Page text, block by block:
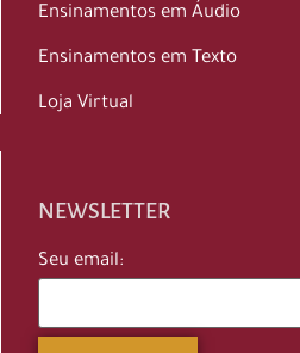
Ensinamentos em Áudio
Ensinamentos em Texto
Loja Virtual
NEWSLETTER
Seu email: